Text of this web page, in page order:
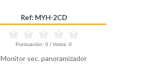
Ref: MYH-2CD
Puntuación: 0 / Votos: 0
Monitor sec. panoramizador